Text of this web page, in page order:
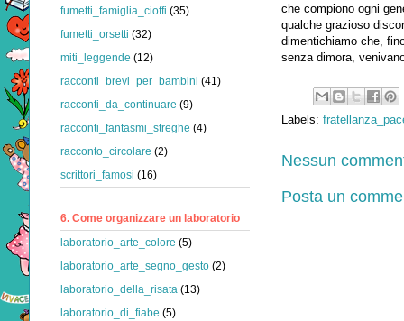
che compiono ogni
qualche grazioso
dimentichiamo che,
senza dimora,
Labels:
Nessun
Posta un
fumetti_famiglia_cioffi (35)
fumetti_orsetti (32)
miti_leggende (12)
racconti_brevi_per_bambini (41)
racconti_da_continuare (9)
racconti_fantasmi_streghe (4)
racconto_circolare (2)
scrittori_famosi (16)
6. Come organizzare un laboratorio
laboratorio_arte_colore (5)
laboratorio_arte_segno_gesto (2)
laboratorio_della_risata (13)
laboratorio_di_fiabe (5)